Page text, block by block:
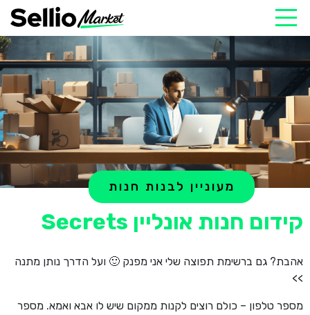
קידום חנות אונליין Secrets
מעוניין לבנות חנות
אהבת? גם ברשימת תפוצה שלי אני מפנק 🙂 ועל הדרך נותן מתנה
>>
מספר טלפון – כולם רוצים לקנות ממקום שיש לו אבא ואמא. מספר